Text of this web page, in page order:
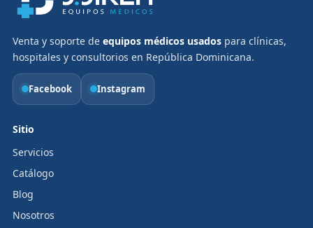
Venta y soporte de equipos médicos usadospara clínicas,
hospitales y consultorios en República Dominicana.
Facebook Instagram
Sitio
Servicios
Catálogo
Blog
Nosotros